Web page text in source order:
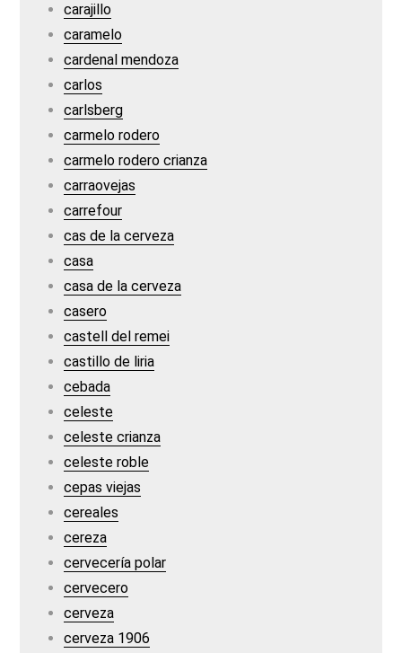
carajillo
caramelo
cardenal mendoza
carlos
carlsberg
carmelo rodero
carmelo rodero crianza
carraovejas
carrefour
cas de la cerveza
casa
casa de la cerveza
casero
castell del remei
castillo de liria
cebada
celeste
celeste crianza
celeste roble
cepas viejas
cereales
cereza
cervecería polar
cervecero
cerveza
cerveza 1906